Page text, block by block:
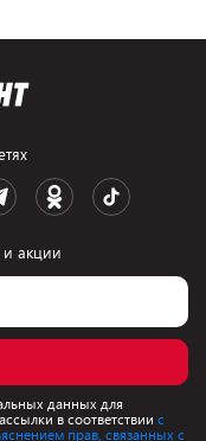
и акции
данных для
в соответствии с
прав, связанных с